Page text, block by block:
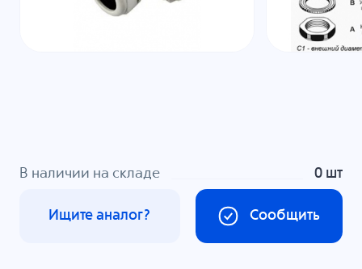
В наличии на складе 0 шт
Сообщить
Ищите аналог?